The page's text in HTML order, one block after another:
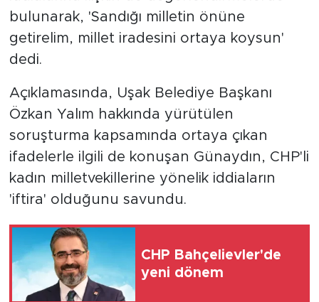
bulunarak, 'Sandığı milletin önüne
getirelim, millet iradesini ortaya koysun'
dedi.
Açıklamasında, Uşak Belediye Başkanı
Özkan Yalım hakkında yürütülen
soruşturma kapsamında ortaya çıkan
ifadelerle ilgili de konuşan Günaydın, CHP'li
kadın milletvekillerine yönelik iddiaların
'iftira' olduğunu savundu.
CHP Bahçelievler'de
yeni dönem